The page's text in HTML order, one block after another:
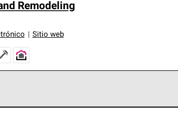
Remodeling
Sitio web
estrictos de profesionalismo y confiabilidad.